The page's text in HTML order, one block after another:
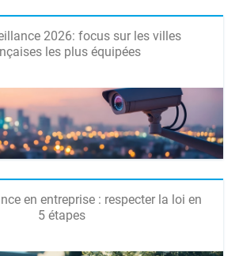
2026: focus sur les villes
les plus équipées
en entreprise : respecter la loi en
5 étapes